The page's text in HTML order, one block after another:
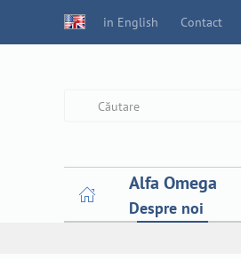
in English Contact
Alfa Omega
Despre noi